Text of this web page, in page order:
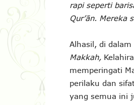
rapi seperti
Qur’ān. Mereka
Alhasil, di dalam
Makkah,
memperingati
perilaku dan
yang semua ini